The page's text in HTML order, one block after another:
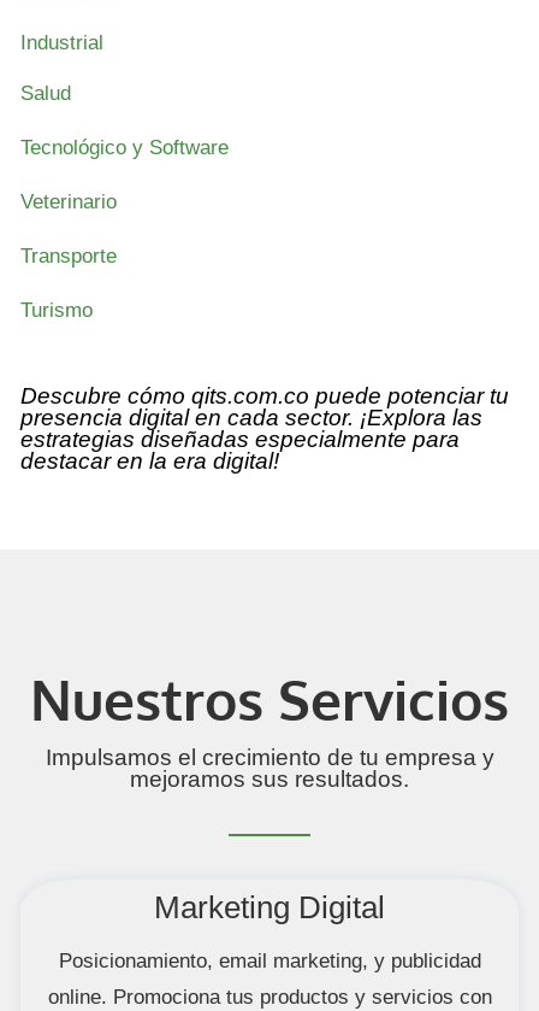
Industrial
Salud
Tecnológico y Software
Veterinario
Transporte
Turismo
Descubre cómo qits.com.co puede potenciar tu
presencia digital en cada sector. ¡Explora las
estrategias diseñadas especialmente para
destacar en la era digital!
Nuestros Servicios
Impulsamos el crecimiento de tu empresa y
mejoramos sus resultados.
Marketing Digital
Posicionamiento, email marketing, y publicidad
online. Promociona tus productos y servicios con